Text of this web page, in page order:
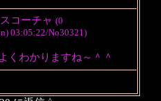
コーチャ (0
03:05:22/No30321)
くわかりますね～＾＾